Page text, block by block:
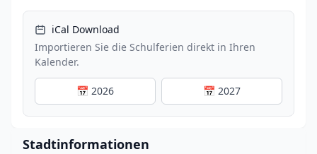
iCal Download
Importieren Sie die Schulferien direkt in Ihren
Kalender.
📅 2026 📅 2027
Stadtinformationen